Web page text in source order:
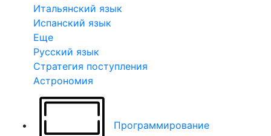
Итальянский язык
Испанский язык
Еще
Русский язык
Стратегия поступления
Астрономия
Программирование